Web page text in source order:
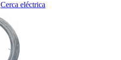
Cerca eléctrica